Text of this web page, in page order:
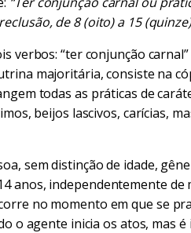
de 8 (oito) a 15
verbos: “ter conjunção
majoritária, consiste na
todas as práticas de
beijos lascivos, carícias,
sem distinção de idade,
anos, independentemente de
no momento em que se
o agente inicia os atos, mas